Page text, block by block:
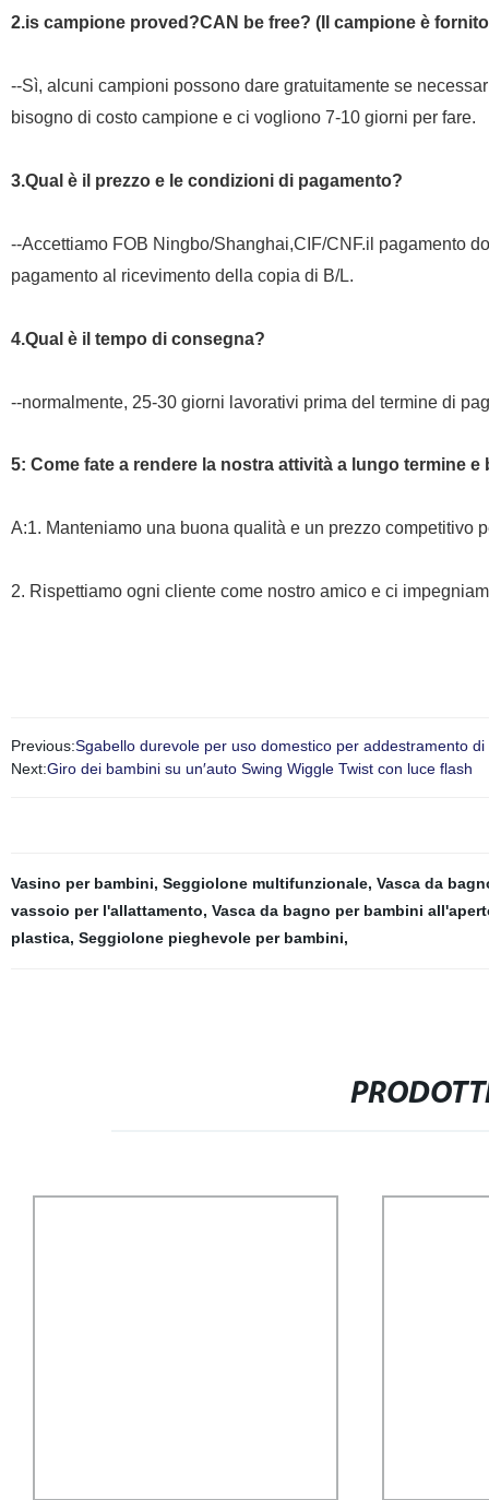
2.is campione proved?CAN be free? (Il campione è
--Sì, alcuni campioni possono dare gratuitamente se
bisogno di costo campione e ci vogliono 7-10 giorni per fare.
3.Qual è il prezzo e le condizioni di pagamento?
--Accettiamo FOB Ningbo/Shanghai,CIF/CNF.il pagamento
pagamento al ricevimento della copia di B/L.
4.Qual è il tempo di consegna?
--normalmente, 25-30 giorni lavorativi prima del termine di
5: Come fate a rendere la nostra attività a lungo termine
A:1. Manteniamo una buona qualità e un prezzo competitivo
2. Rispettiamo ogni cliente come nostro amico e ci
Previous:Sgabello durevole per uso domestico per addestramento
Next:Giro dei bambini su un′auto Swing Wiggle Twist con luce flash
Vasino per bambini, Seggiolone multifunzionale, Vasca da
vassoio per l'allattamento, Vasca da bagno per bambini
plastica, Seggiolone pieghevole per bambini,